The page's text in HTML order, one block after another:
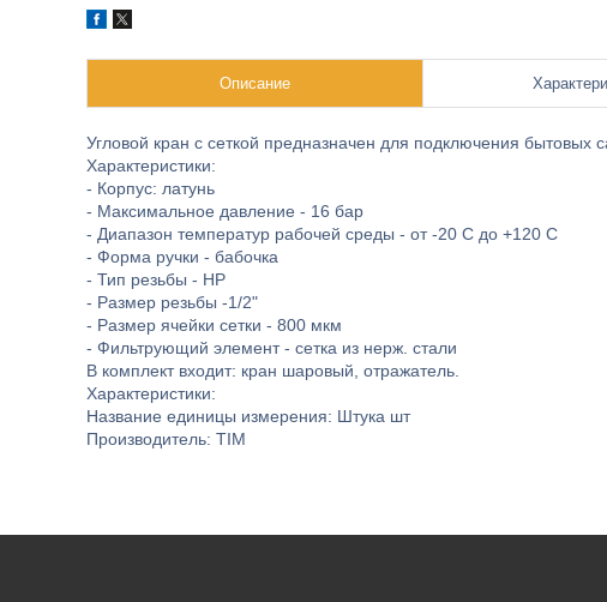
Описание
Угловой кран с сеткой предназначен для подключения бытовых
Характеристики:
- Корпус: латунь
- Максимальное давление - 16 бар
- Диапазон температур рабочей среды - от -20 С до +120 С
- Форма ручки - бабочка
- Тип резьбы - НР
- Размер резьбы -1/2"
- Размер ячейки сетки - 800 мкм
- Фильтрующий элемент - сетка из нерж. стали
В комплект входит: кран шаровый, отражатель.
Характеристики:
Название единицы измерения: Штука шт
Производитель: TIM